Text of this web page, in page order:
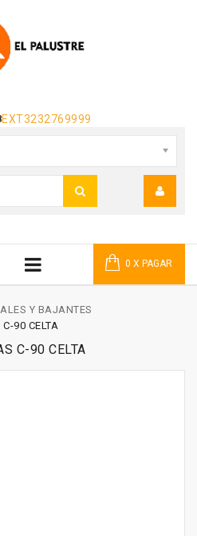
EXT3232769999
0 X PAGAR
Y BAJANTES
90 CELTA
C-90 CELTA